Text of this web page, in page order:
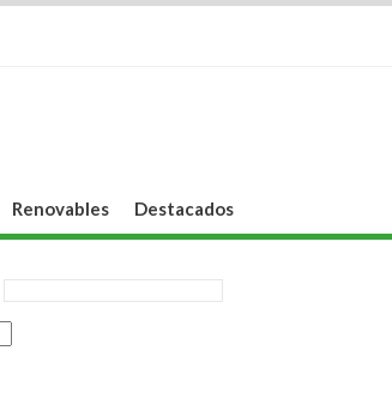
Renovables Destacados